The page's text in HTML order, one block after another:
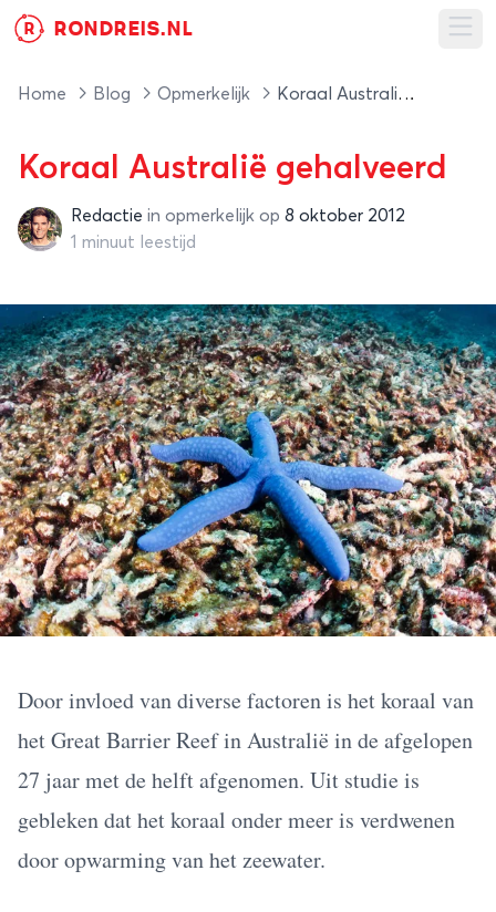
R RONDREIS.NL
Home Blog Opmerkelijk Koraal Australië gehalveerd
Koraal Australië gehalveerd
RedactieRedactie in opmerkelijk op 8 oktober 2012
1 minuut leestijd
Door invloed van diverse factoren is het koraal van
het Great Barrier Reef in Australië in de afgelopen
27 jaar met de helft afgenomen. Uit studie is
gebleken dat het koraal onder meer is verdwenen
door opwarming van het zeewater.